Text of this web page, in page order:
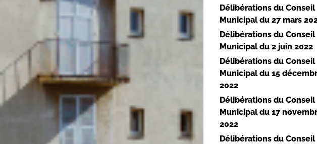
Délibérations du Conseil
Municipal du 27 mars
Délibérations du Conseil
Municipal du 2 juin 2022
Délibérations du Conseil
Municipal du 15
2022
Délibérations du Conseil
Municipal du 17
2022
Délibérations du Conseil